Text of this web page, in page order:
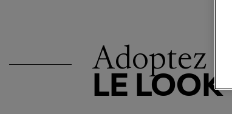
Adoptez
LE LOOK